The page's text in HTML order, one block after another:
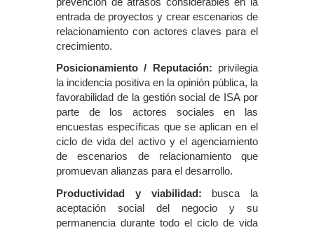
entrada de proyectos y crear escenarios de
relacionamiento con actores claves para el
crecimiento.
Posicionamiento / Reputación: privilegia
la incidencia positiva en la opinión pública, la
favorabilidad de la gestión social de ISA por
parte de los actores sociales en las
encuestas específicas que se aplican en el
ciclo de vida del activo y el agenciamiento
de escenarios de relacionamiento que
promuevan alianzas para el desarrollo.
Productividad y viabilidad: busca la
aceptación social del negocio y su
permanencia durante todo el ciclo de vida